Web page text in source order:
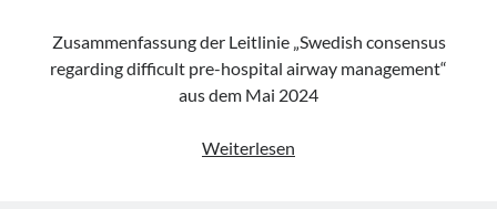
Zusammenfassung der Leitlinie „Swedish consensus
regarding difficult pre-hospital airway management“
aus dem Mai 2024
Weiterlesen